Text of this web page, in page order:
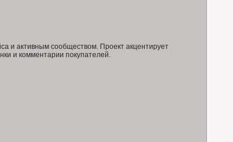
и активным сообществом. Проект акцентирует
и комментарии покупателей.